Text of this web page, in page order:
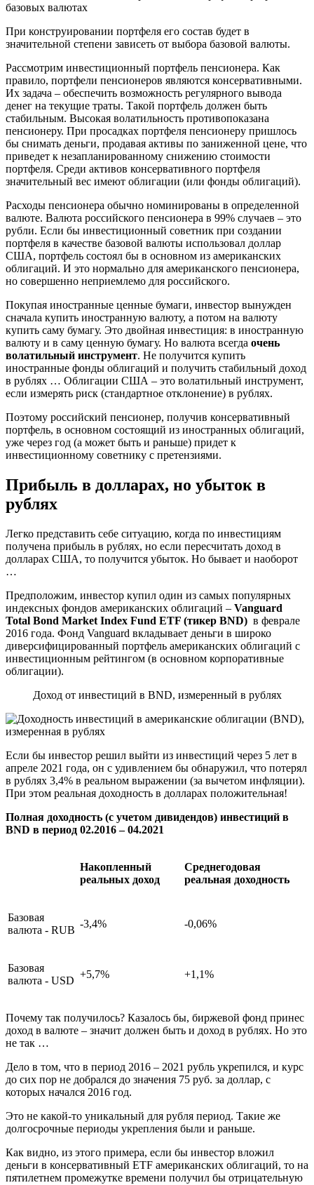
При конструировании портфеля его состав будет в
значительной степени зависеть от выбора базовой валюты.
Рассмотрим инвестиционный портфель пенсионера. Как
правило, портфели пенсионеров являются консервативными.
Их задача – обеспечить возможность регулярного вывода
денег на текущие траты. Такой портфель должен быть
стабильным. Высокая волатильность противопоказана
пенсионеру. При просадках портфеля пенсионеру пришлось
бы снимать деньги, продавая активы по заниженной цене, что
приведет к незапланированному снижению стоимости
портфеля. Среди активов консервативного портфеля
значительный вес имеют облигации (или фонды облигаций).
Расходы пенсионера обычно номинированы в определенной
валюте. Валюта российского пенсионера в 99% случаев – это
рубли. Если бы инвестиционный советник при создании
портфеля в качестве базовой валюты использовал доллар
США, портфель состоял бы в основном из американских
облигаций. И это нормально для американского пенсионера,
но совершенно неприемлемо для российского.
Покупая иностранные ценные бумаги, инвестор вынужден
сначала купить иностранную валюту, а потом на валюту
купить саму бумагу. Это двойная инвестиция: в иностранную
валюту и в саму ценную бумагу. Но валюта всегда очень
волатильный инструмент. Не получится купить
иностранные фонды облигаций и получить стабильный доход
в рублях … Облигации США – это волатильный инструмент,
если измерять риск (стандартное отклонение) в рублях.
Поэтому российский пенсионер, получив консервативный
портфель, в основном состоящий из иностранных облигаций,
уже через год (а может быть и раньше) придет к
инвестиционному советнику с претензиями.
Прибыль в долларах, но убыток в
рублях
Легко представить себе ситуацию, когда по инвестициям
получена прибыль в рублях, но если пересчитать доход в
долларах США, то получится убыток. Но бывает и наоборот
…
Предположим, инвестор купил один из самых популярных
индексных фондов американских облигаций – Vanguard
Total Bond Market Index Fund ETF (тикер BND) в феврале
2016 года. Фонд Vanguard вкладывает деньги в широко
диверсифицированный портфель американских облигаций с
инвестиционным рейтингом (в основном корпоративные
облигации).
Доход от инвестиций в BND, измеренный в рублях
Если бы инвестор решил выйти из инвестиций через 5 лет в
апреле 2021 года, он с удивлением бы обнаружил, что потерял
в рублях 3,4% в реальном выражении (за вычетом инфляции).
При этом реальная доходность в долларах положительная!
Полная доходность (с учетом дивидендов) инвестиций в
BND в период 02.2016 – 04.2021
Накопленный
реальных доход
Среднегодовая
реальная доходность
Базовая
валюта - RUB
-3,4% -0,06%
Базовая
валюта - USD
+5,7% +1,1%
Почему так получилось? Казалось бы, биржевой фонд принес
доход в валюте – значит должен быть и доход в рублях. Но это
не так …
Дело в том, что в период 2016 – 2021 рубль укрепился, и курс
до сих пор не добрался до значения 75 руб. за доллар, с
которых начался 2016 год.
Это не какой-то уникальный для рубля период. Такие же
долгосрочные периоды укрепления были и раньше.
Как видно, из этого примера, если бы инвестор вложил
деньги в консервативный ETF американских облигаций, то на
пятилетнем промежутке времени получил бы отрицательную